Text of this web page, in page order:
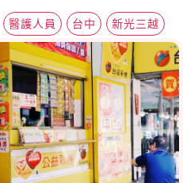
醫護人員 台中 新光三越